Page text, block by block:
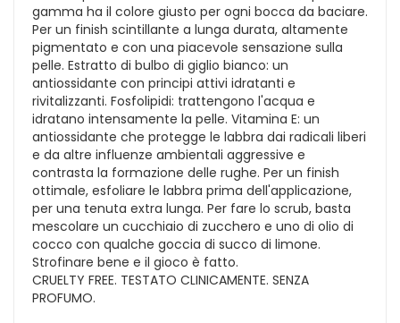
gamma ha il colore giusto per ogni bocca da baciare.
Per un finish scintillante a lunga durata, altamente
pigmentato e con una piacevole sensazione sulla
pelle. Estratto di bulbo di giglio bianco: un
antiossidante con principi attivi idratanti e
rivitalizzanti. Fosfolipidi: trattengono l'acqua e
idratano intensamente la pelle. Vitamina E: un
antiossidante che protegge le labbra dai radicali liberi
e da altre influenze ambientali aggressive e
contrasta la formazione delle rughe. Per un finish
ottimale, esfoliare le labbra prima dell'applicazione,
per una tenuta extra lunga. Per fare lo scrub, basta
mescolare un cucchiaio di zucchero e uno di olio di
cocco con qualche goccia di succo di limone.
Strofinare bene e il gioco è fatto.
CRUELTY FREE. TESTATO CLINICAMENTE. SENZA
PROFUMO.